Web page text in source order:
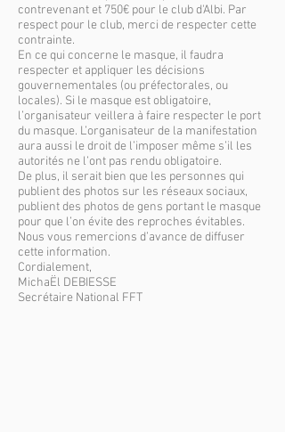
contrevenant et 750€ pour le club d'Albi. Par
respect pour le club, merci de respecter cette
contrainte.
En ce qui concerne le masque, il faudra
respecter et appliquer les décisions
gouvernementales (ou préfectorales, ou
locales). Si le masque est obligatoire,
l’organisateur veillera à faire respecter le port
du masque. L’organisateur de la manifestation
aura aussi le droit de l’imposer même s’il les
autorités ne l’ont pas rendu obligatoire.
De plus, il serait bien que les personnes qui
publient des photos sur les réseaux sociaux,
publient des photos de gens portant le masque
pour que l’on évite des reproches évitables.
Nous vous remercions d’avance de diffuser
cette information.
Cordialement,
MichaËl DEBIESSE
Secrétaire National FFT